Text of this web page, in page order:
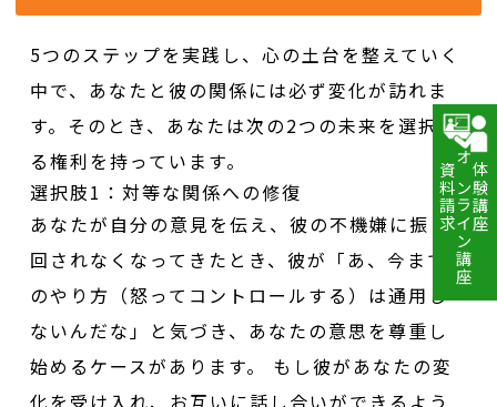
5つのステップを実践し、心の土台を整えていく
中で、あなたと彼の関係には必ず変化が訪れま
す。そのとき、あなたは次の2つの未来を選択す
る権利を持っています。
選択肢1：対等な関係への修復
あなたが自分の意見を伝え、彼の不機嫌に振り
回されなくなってきたとき、彼が「あ、今まで
のやり方（怒ってコントロールする）は通用し
ないんだな」と気づき、あなたの意思を尊重し
始めるケースがあります。 もし彼があなたの変
化を受け入れ、お互いに話し合いができるよう
体験講座
オンライン講座
資料請求